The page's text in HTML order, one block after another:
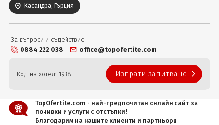
Касандра, Гърция
За въпроси и съдействие
0884 222 038
office@topofertite.com
Код на хотел: 1938 Изпрати запитване
TopOfertite.com - най-предпочитан онлайн сайт за
почивки и услуги с отстъпки!
Благодарим на нашите клиенти и партньори